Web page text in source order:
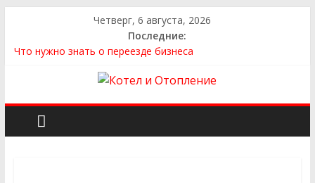
Четверг, 6 августа, 2026
Последние:
Что нужно знать о переезде бизнеса
Как выбрать сантехнику и отопление для дома в
Как найти идеальный каркасный дом для жизни за городом
и не ошибиться в выборе